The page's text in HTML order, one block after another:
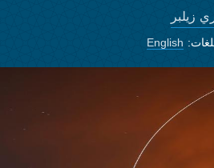
زيلبر
English